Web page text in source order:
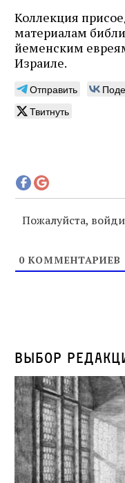
Коллекция
материалам
йеменским
Израиле.
Отправить
Твитнуть
Пожалуйста,
0 КОММЕНТАРИЕВ
Выбор